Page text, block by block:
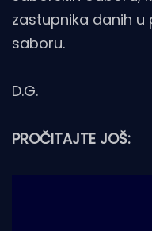
zastupnika danih
saboru.
D.G.
PROČITAJTE JOŠ: